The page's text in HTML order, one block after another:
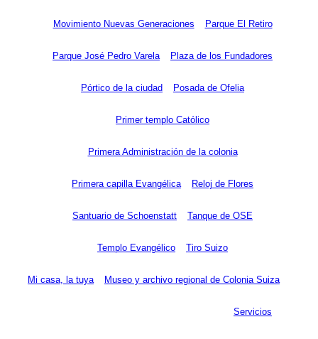
Movimiento Nuevas Generaciones Parque El Retiro
Parque José Pedro Varela Plaza de los Fundadores
Pórtico de la ciudad Posada de Ofelia
Primer templo Católico
Primera Administración de la colonia
Primera capilla Evangélica Reloj de Flores
Santuario de Schoenstatt Tanque de OSE
Templo Evangélico Tiro Suizo
Mi casa, la tuya Museo y archivo regional de Colonia Suiza
Servicios